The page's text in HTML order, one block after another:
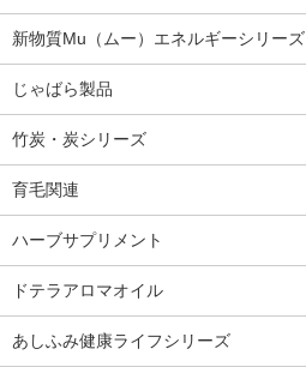
新物質Mu（ムー）エネルギーシリーズ
じゃばら製品
竹炭・炭シリーズ
育毛関連
ハーブサプリメント
ドテラアロマオイル
あしふみ健康ライフシリーズ